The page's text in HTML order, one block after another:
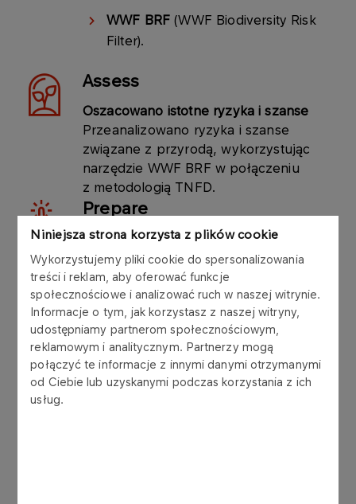
Niniejsza strona korzysta z plików cookie
Wykorzystujemy pliki cookie do spersonalizowania
treści i reklam, aby oferować funkcje
społecznościowe i analizować ruch w naszej witrynie.
Informacje o tym, jak korzystasz z naszej witryny,
udostępniamy partnerom społecznościowym,
reklamowym i analitycznym. Partnerzy mogą
połączyć te informacje z innymi danymi otrzymanymi
od Ciebie lub uzyskanymi podczas korzystania z ich
usług.
WWF BRF (WWF Biodiversity Risk
Filter).
Assess
Oszacowano istotne ryzyka i szanse
Przeanalizowano ryzyka i szanse
związane z przyrodą, wykorzystując
narzędzie WWF BRF w połączeniu
z metodologią TNFD.
Prepare
Przygotowano adekwatną odpowiedź i
zakres ujawnień
Zdefiniowano cele główne i
szczegółowe, opracowano katalog
działań, mapę drogową i kamienie
milowe do 2030 roku.
Dokumenty strategiczne